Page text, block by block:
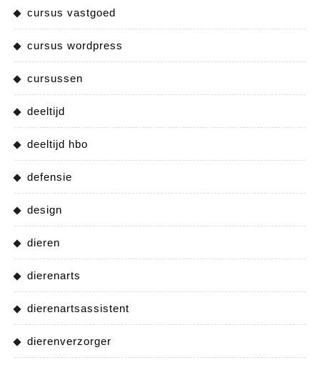
cursus vastgoed
cursus wordpress
cursussen
deeltijd
deeltijd hbo
defensie
design
dieren
dierenarts
dierenartsassistent
dierenverzorger